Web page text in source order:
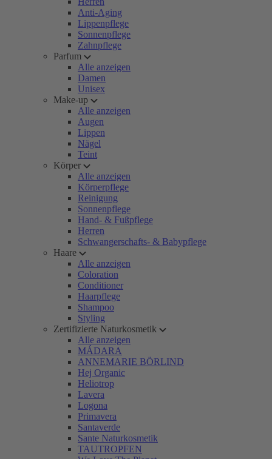
Anti-Aging
Lippenpflege
Sonnenpflege
Zahnpflege
Parfum
Alle anzeigen
Damen
Unisex
Make-up
Alle anzeigen
Augen
Lippen
Nägel
Teint
Körper
Alle anzeigen
Körperpflege
Reinigung
Sonnenpflege
Hand- & Fußpflege
Herren
Schwangerschafts- & Babypflege
Haare
Alle anzeigen
Coloration
Conditioner
Haarpflege
Shampoo
Styling
Zertifizierte Naturkosmetik
Alle anzeigen
MÁDARA
ANNEMARIE BÖRLIND
Hej Organic
Heliotrop
Lavera
Logona
Primavera
Santaverde
Sante Naturkosmetik
TAUTROPFEN